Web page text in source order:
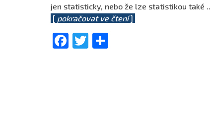
jen statisticky, nebo že lze statistikou také
[ pokračovat ve čtení]
Facebook
Twitter